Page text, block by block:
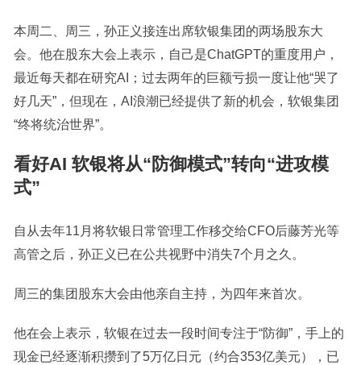
本周二、周三，孙正义接连出席软银集团的两场股东大
会。他在股东大会上表示，自己是ChatGPT的重度用户，
最近每天都在研究AI；过去两年的巨额亏损一度让他“哭了
好几天”，但现在，AI浪潮已经提供了新的机会，软银集团
“终将统治世界”。
看好AI 软银将从“防御模式”转向“进攻模
式”
自从去年11月将软银日常管理工作移交给CFO后藤芳光等
高管之后，孙正义已在公共视野中消失7个月之久。
周三的集团股东大会由他亲自主持，为四年来首次。
他在会上表示，软银在过去一段时间专注于“防御”，手上的
现金已经逐渐积攒到了5万亿日元（约合353亿美元），已